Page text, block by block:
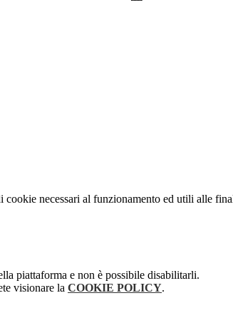
necessari al funzionamento ed utili alle
piattaforma e non è possibile disabilitarli.
visionare la COOKIE POLICY.